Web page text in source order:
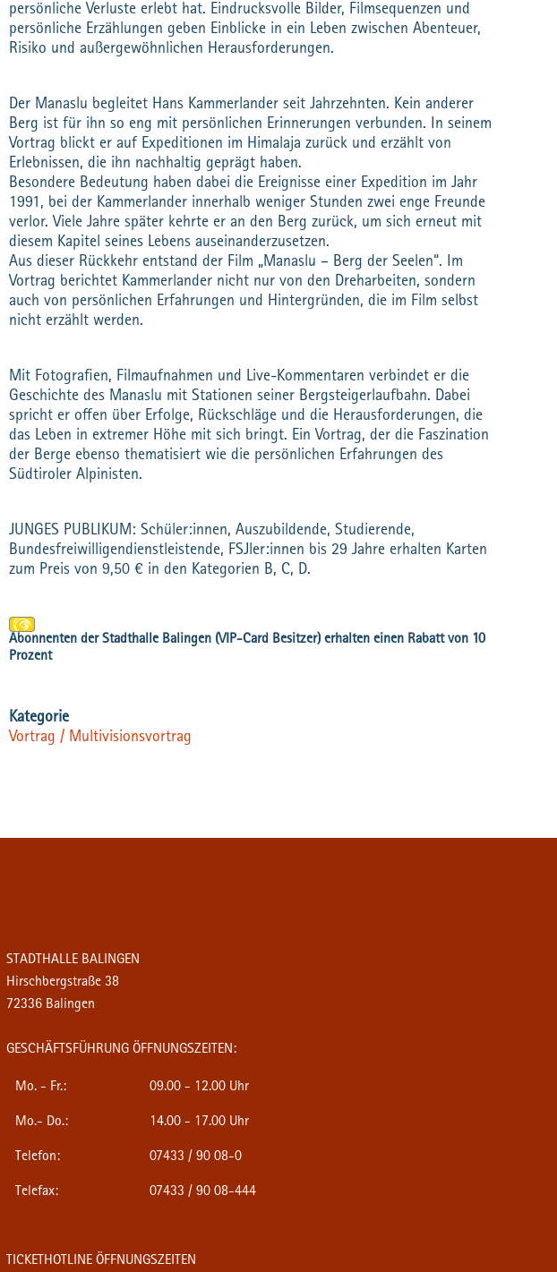
persönliche Verluste erlebt hat. Eindrucksvolle Bilder, Filmsequenzen und
persönliche Erzählungen geben Einblicke in ein Leben zwischen Abenteuer,
Risiko und außergewöhnlichen Herausforderungen.
Der Manaslu begleitet Hans Kammerlander seit Jahrzehnten. Kein anderer
Berg ist für ihn so eng mit persönlichen Erinnerungen verbunden. In seinem
Vortrag blickt er auf Expeditionen im Himalaja zurück und erzählt von
Erlebnissen, die ihn nachhaltig geprägt haben.
Besondere Bedeutung haben dabei die Ereignisse einer Expedition im Jahr
1991, bei der Kammerlander innerhalb weniger Stunden zwei enge Freunde
verlor. Viele Jahre später kehrte er an den Berg zurück, um sich erneut mit
diesem Kapitel seines Lebens auseinanderzusetzen.
Aus dieser Rückkehr entstand der Film „Manaslu – Berg der Seelen“. Im
Vortrag berichtet Kammerlander nicht nur von den Dreharbeiten, sondern
auch von persönlichen Erfahrungen und Hintergründen, die im Film selbst
nicht erzählt werden.
Mit Fotografien, Filmaufnahmen und Live-Kommentaren verbindet er die
Geschichte des Manaslu mit Stationen seiner Bergsteigerlaufbahn. Dabei
spricht er offen über Erfolge, Rückschläge und die Herausforderungen, die
das Leben in extremer Höhe mit sich bringt. Ein Vortrag, der die Faszination
der Berge ebenso thematisiert wie die persönlichen Erfahrungen des
Südtiroler Alpinisten.
JUNGES PUBLIKUM: Schüler:innen, Auszubildende, Studierende,
Bundesfreiwilligendienstleistende, FSJler:innen bis 29 Jahre erhalten Karten
zum Preis von 9,50 € in den Kategorien B, C, D.
Vortrag / Multivisionsvortrag
STADTHALLE BALINGEN
Hirschbergstraße 38
72336 Balingen
GESCHÄFTSFÜHRUNG ÖFFNUNGSZEITEN:
Mo. - Fr.: 09.00 - 12.00 Uhr
Mo.- Do.: 14.00 - 17.00 Uhr
Telefon: 07433 / 90 08-0
Telefax: 07433 / 90 08-444
TICKETHOTLINE ÖFFNUNGSZEITEN